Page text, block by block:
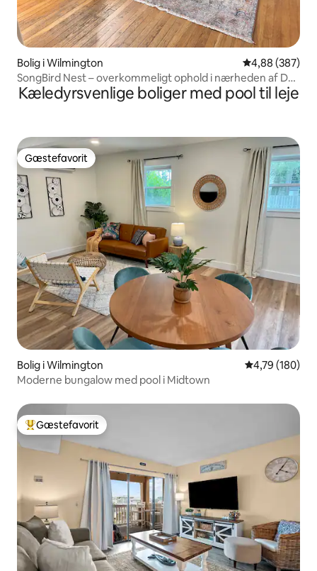
Bolig i Wilmington 4,88 ud af 5 i
4,88 (387)
SongBird Nest – overkommeligt ophold i nærheden af DT
og stranden
Kæledyrsvenlige boliger med pool til leje
Gæstefavorit
Gæstefavorit
Bolig i Wilmington 4,79 ud af 5 i
4,79 (180)
Moderne bungalow med pool i Midtown
Bedste gæstefavorit
Gæstefavorit